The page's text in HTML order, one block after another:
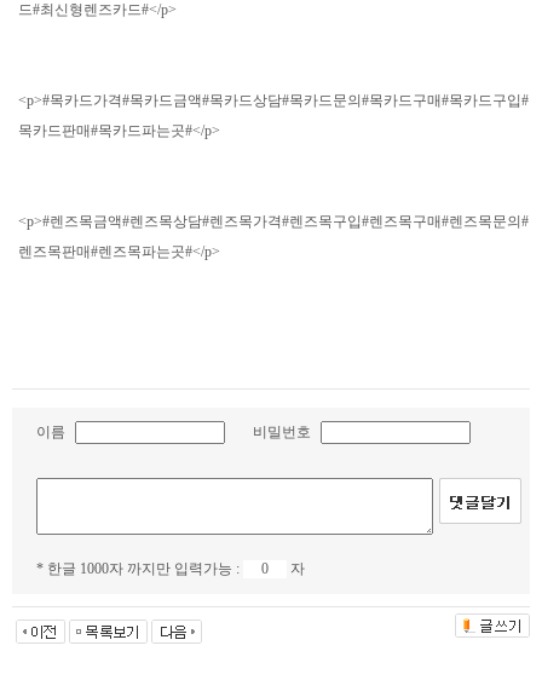
드#최신형렌즈카드#</p>
<p>#목카드가격#목카드금액#목카드상담#목카드문의#목카드구매#목카드구입#
목카드판매#목카드파는곳#</p>
<p>#렌즈목금액#렌즈목상담#렌즈목가격#렌즈목구입#렌즈목구매#렌즈목문의#
렌즈목판매#렌즈목파는곳#</p>
이름 비밀번호
* 한글 1000자 까지만 입력가능 : 자